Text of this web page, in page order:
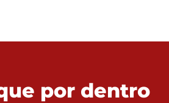
por dentro